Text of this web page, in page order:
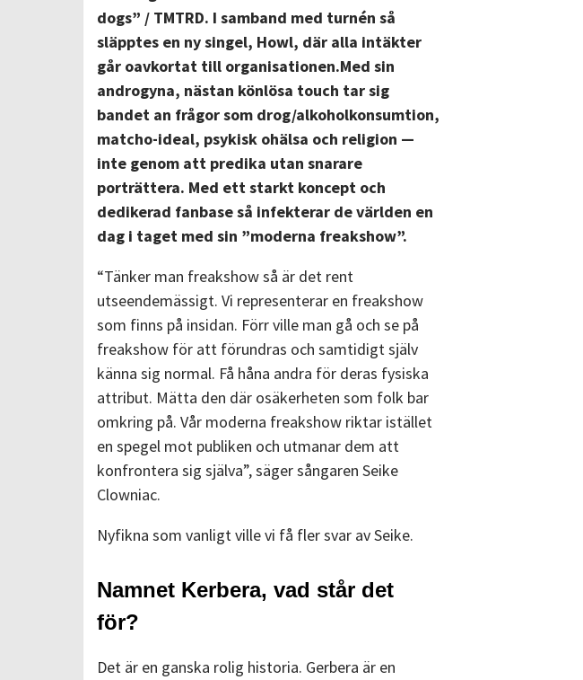
dogs” / TMTRD. I samband med turnén så
släpptes en ny singel, Howl, där alla intäkter
går oavkortat till organisationen.Med sin
androgyna, nästan könlösa touch tar sig
bandet an frågor som drog/alkoholkonsumtion,
matcho-ideal, psykisk ohälsa och religion —
inte genom att predika utan snarare
porträttera. Med ett starkt koncept och
dedikerad fanbase så infekterar de världen en
dag i taget med sin ”moderna freakshow”.
“Tänker man freakshow så är det rent
utseendemässigt. Vi representerar en freakshow
som finns på insidan. Förr ville man gå och se på
freakshow för att förundras och samtidigt själv
känna sig normal. Få håna andra för deras fysiska
attribut. Mätta den där osäkerheten som folk bar
omkring på. Vår moderna freakshow riktar istället
en spegel mot publiken och utmanar dem att
konfrontera sig själva”, säger sångaren Seike
Clowniac.
Nyfikna som vanligt ville vi få fler svar av Seike.
Namnet Kerbera, vad står det
för?
Det är en ganska rolig historia. Gerbera är en